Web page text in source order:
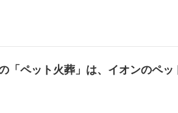
「ペット火葬」は、イオンのペ